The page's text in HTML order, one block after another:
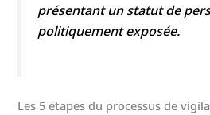
présentant un statut de
politiquement exposée.
Les 5 étapes du processus de